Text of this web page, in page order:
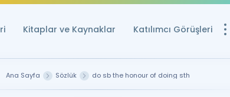
Kitaplar ve Kaynaklar Katılımcı Görüşleri
Ücretsiz
YDS ve YÖKDİL
Ana Sayfa Sözlük do sb the honour of doing sth